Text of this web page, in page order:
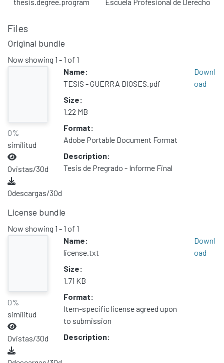
Files
Original bundle
Now showing 1 - 1 of 1
0%
similitud
0vistas/30d
0descargas/30d
Name:
TESIS - GUERRA DIOSES.pdf
Size:
1.22 MB
Format:
Adobe Portable Document Format
Description:
Tesis de Pregrado - Informe Final
Downl
oad
License bundle
Now showing 1 - 1 of 1
0%
similitud
0vistas/30d
Name:
license.txt
Size:
1.71 KB
Format:
Item-specific license agreed upon
to submission
Description:
Downl
oad